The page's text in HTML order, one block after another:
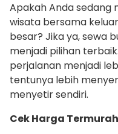
Apakah Anda
wisata bersama
besar? Jika ya, sewa
menjadi pilihan
perjalanan menjadi
tentunya lebih
menyetir sendiri.
Cek Harga Termurah